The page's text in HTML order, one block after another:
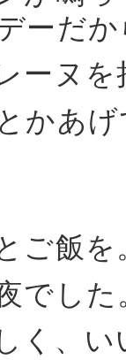
ーだ
ーヌ
かあ
ご飯を
でした
く、